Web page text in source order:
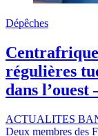
Dépêches
régulières
dans l’ouest
ACTUALITES
Deux membres des